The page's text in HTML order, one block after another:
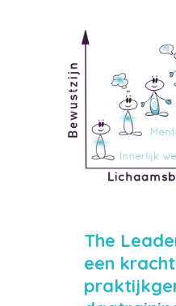
The
een